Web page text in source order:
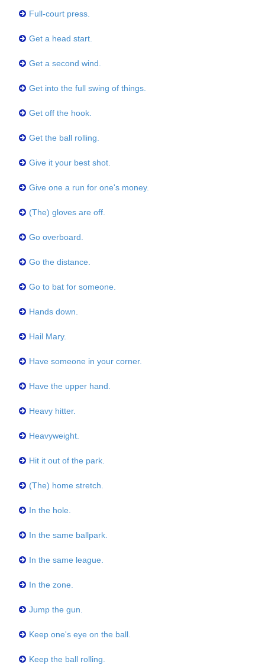
Full-court press.
Get a head start.
Get a second wind.
Get into the full swing of things.
Get off the hook.
Get the ball rolling.
Give it your best shot.
Give one a run for one's money.
(The) gloves are off.
Go overboard.
Go the distance.
Go to bat for someone.
Hands down.
Hail Mary.
Have someone in your corner.
Have the upper hand.
Heavy hitter.
Heavyweight.
Hit it out of the park.
(The) home stretch.
In the hole.
In the same ballpark.
In the same league.
In the zone.
Jump the gun.
Keep one's eye on the ball.
Keep the ball rolling.